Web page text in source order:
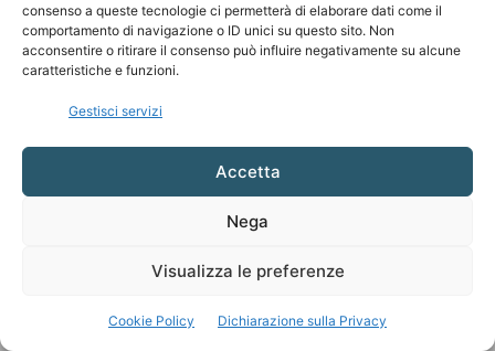
consenso a queste tecnologie ci permetterà di elaborare dati come il
comportamento di navigazione o ID unici su questo sito. Non
acconsentire o ritirare il consenso può influire negativamente su alcune
caratteristiche e funzioni.
Gestisci servizi
Accetta
Nega
Visualizza le preferenze
Cookie Policy Dichiarazione sulla Privacy
Contattaci:coelumastro@coelum.com